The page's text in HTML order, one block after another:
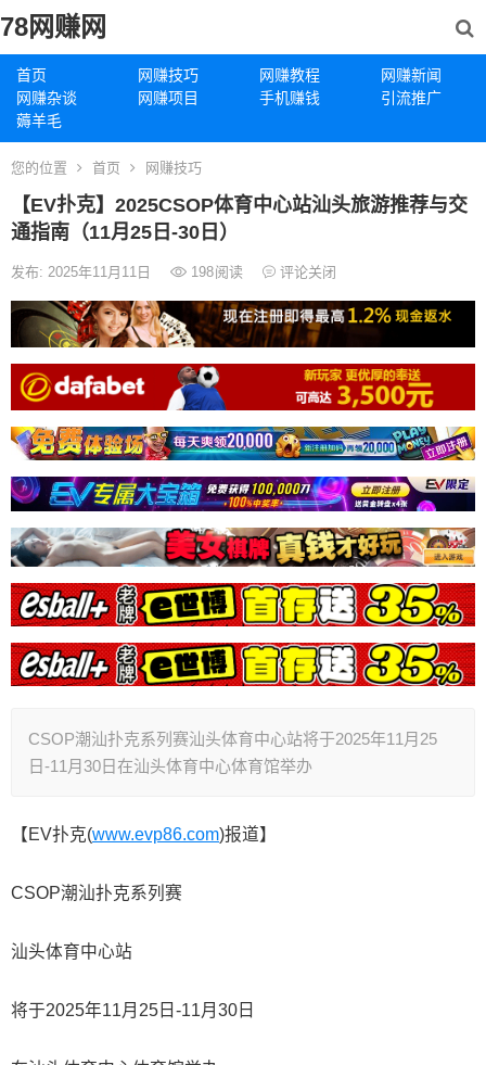
78网赚网
首页 网赚技巧 网赚教程
网赚新闻
网赚杂谈
网赚项目 手机赚钱
引流推广
薅羊毛
您的位置 首页 网赚技巧
【EV扑克】2025CSOP体育中心站汕头旅游推荐与交
通指南（11月25日-30日）
发布: 2025年11月11日 198阅读 评论关闭
CSOP潮汕扑克系列赛汕头体育中心站将于2025年11月25
日-11月30日在汕头体育中心体育馆举办
【EV扑克(www.evp86.com)报道】
CSOP潮汕扑克系列赛
汕头体育中心站
将于2025年11月25日-11月30日